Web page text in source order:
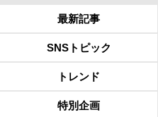
最新記事
SNSトピック
トレンド
特別企画